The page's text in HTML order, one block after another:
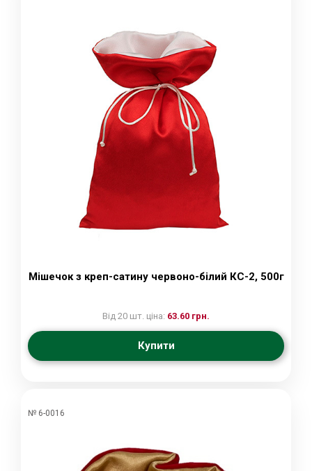
Мішечок з креп-сатину червоно-білий КС-2, 500г
Від 20 шт. ціна: 63.60 грн.
Купити
№ 6-0016